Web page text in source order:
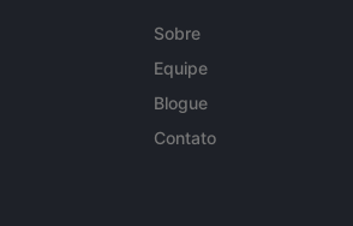
Sobre
Equipe
Blogue
Contato